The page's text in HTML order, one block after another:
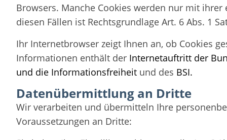
Browsers. Manche Cookies werden nur mit
diesen Fällen ist Rechtsgrundlage Art. 6 Abs. 1
Ihr Internetbrowser zeigt Ihnen an, ob Cookies
Informationen enthält der Internetauftritt der
und die Informationsfreiheit und des BSI.
Datenübermittlung an Dritte
Wir verarbeiten und übermitteln Ihre
Voraussetzungen an Dritte: